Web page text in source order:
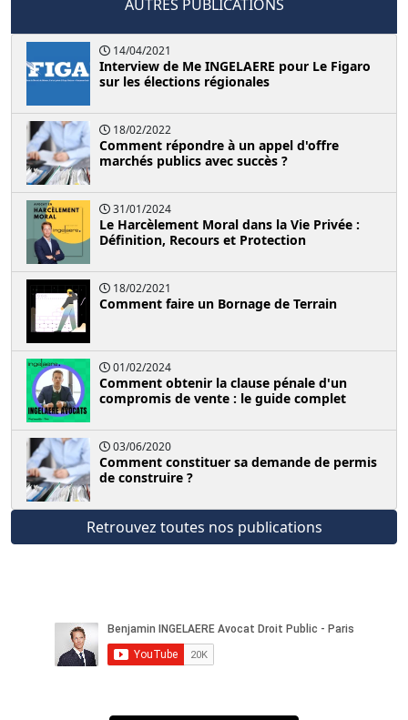
AUTRES PUBLICATIONS
14/04/2021
Interview de Me INGELAERE pour Le Figaro
sur les élections régionales
18/02/2022
Comment répondre à un appel d'offre
marchés publics avec succès ?
31/01/2024
Le Harcèlement Moral dans la Vie Privée :
Définition, Recours et Protection
18/02/2021
Comment faire un Bornage de Terrain
01/02/2024
Comment obtenir la clause pénale d'un
compromis de vente : le guide complet
03/06/2020
Comment constituer sa demande de permis
de construire ?
Retrouvez toutes nos publications